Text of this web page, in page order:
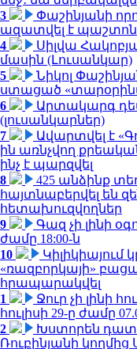
3
Փաշինյանի
ազատվել է
4
Սիլվա
մասին (Լուսանկար)
5
Նիկոլ
ստացած
6
Արտակարգ
(լուսանկարներ)
7
Ավարտվել է
ին առնչվող
ինչ է պարզվել
8
425 անձինք
հայտնաբերվել են
հետախուզվողներ
9
Գազ չի լինի
ժամը 18:00-ն
10
Կիլիկիայում
«ռազբորկայի»
հրապարակվել
1
Ջուր չի լինի
հուլիսի 29-ը ժամը
2
Խստորեն
Ռուբինյանի